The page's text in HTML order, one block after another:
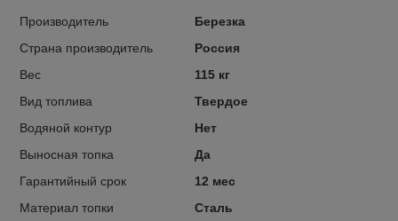
Производитель
Березка
Страна производитель
Россия
Вес
115 кг
Вид топлива
Твердое
Водяной контур
Нет
Выносная топка
Да
Гарантийный срок
12 мес
Материал топки
Сталь